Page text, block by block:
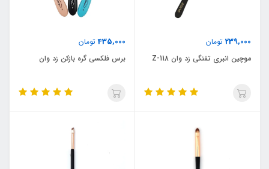
239,000 تومان
موچین انبری تفنگی زد وان Z-118
435,000تومان
برس فلکسی گره بازکن زد وان